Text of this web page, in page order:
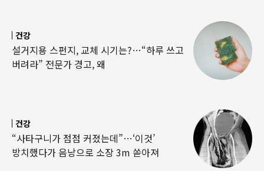
건강
설거지용 스펀지, 교체 시기는?…“하루 쓰고
버려라” 전문가 경고, 왜
건강
“사타구니가 점점 커졌는데”…‘이것’
방치했다가 음낭으로 소장 3m 쏟아져